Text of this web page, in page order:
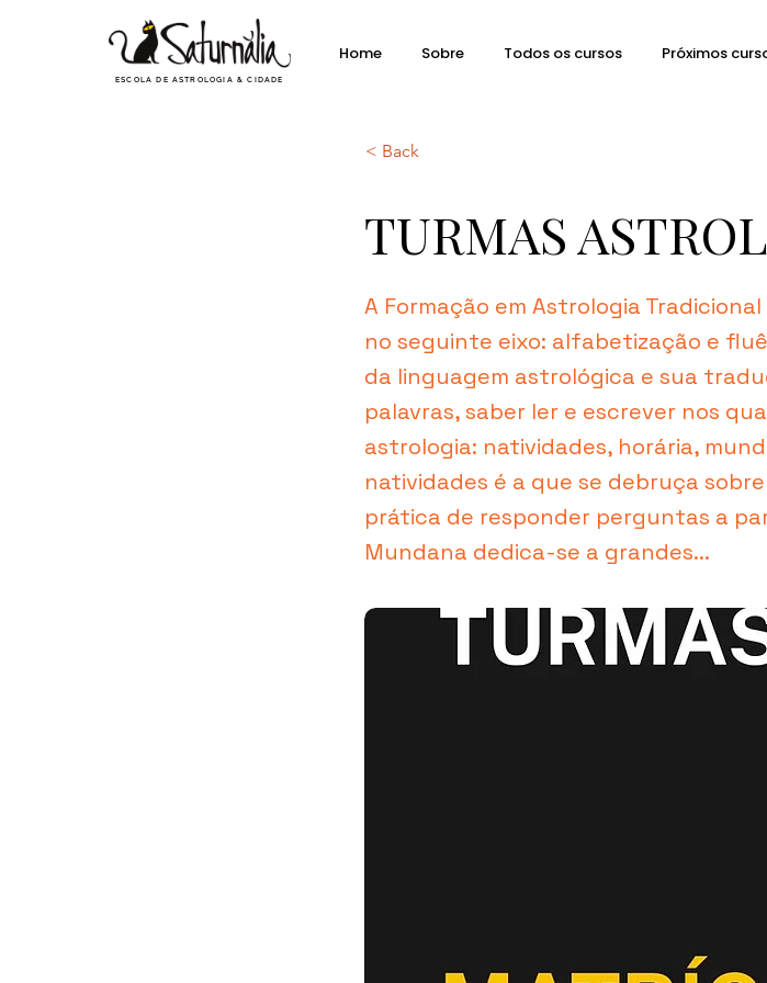
Home Sobre Todos os cursos Próximos
ESCOLA DE ASTROLOGIA & CIDADE
< Back
TURMAS
A Formação em Astrologia
no seguinte eixo: alfabetização e
da linguagem astrológica e sua
palavras, saber ler e escrever nos
astrologia: natividades, horária,
natividades é a que se debruça
prática de responder perguntas a
Mundana dedica-se a grandes...